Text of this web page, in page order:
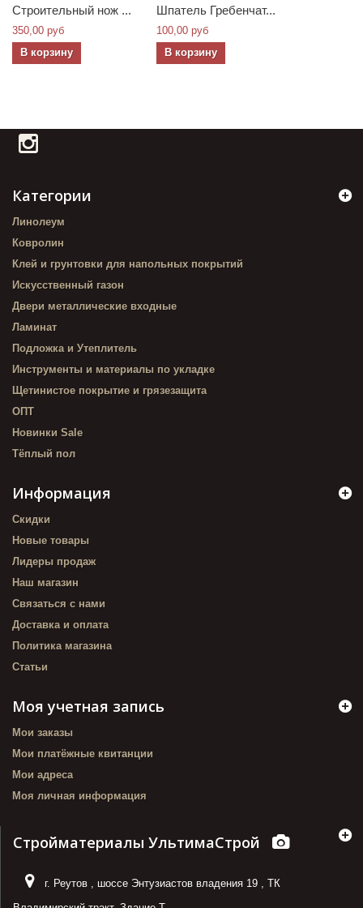
Строительный нож ...
350,00 руб
В корзину
Шпатель Гребенчат...
100,00 руб
В корзину
Категории
Линолеум
Ковролин
Клей и грунтовки для напольных покрытий
Искусственный газон
Двери металлические входные
Ламинат
Подложка и Утеплитель
Инструменты и материалы по укладке
Щетинистое покрытие и грязезащита
ОПТ
Новинки Sale
Тёплый пол
Информация
Скидки
Новые товары
Лидеры продаж
Наш магазин
Связаться с нами
Доставка и оплата
Политика магазина
Статьи
Моя учетная запись
Мои заказы
Мои платёжные квитанции
Мои адреса
Моя личная информация
Стройматериалы УльтимаСтрой
г. Реутов , шоссе Энтузиастов владения 19 , ТК